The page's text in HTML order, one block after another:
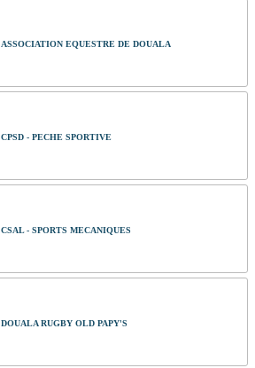
ASSOCIATION EQUESTRE DE DOUALA
CPSD - PECHE SPORTIVE
CSAL - SPORTS MECANIQUES
DOUALA RUGBY OLD PAPY'S